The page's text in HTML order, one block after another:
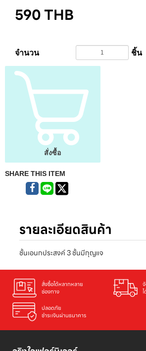
590THB
จำนวน ชิ้น
สั่งซื้อ
SHARE THIS ITEM
รายละเอียดสินค้า
ชั้นเอนกประสงค์ 3 ชั้นมีกุญแจ
สั่งซื้อได้หลากหลาย
ช่องทาง
ปลอดภัย
ชำระเงินผ่านธนาคาร